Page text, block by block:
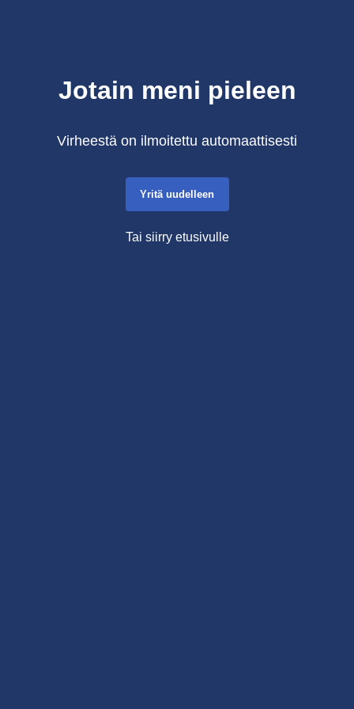
Jotain meni pieleen
Virheestä on ilmoitettu automaattisesti
Yritä uudelleen
Tai siirry etusivulle